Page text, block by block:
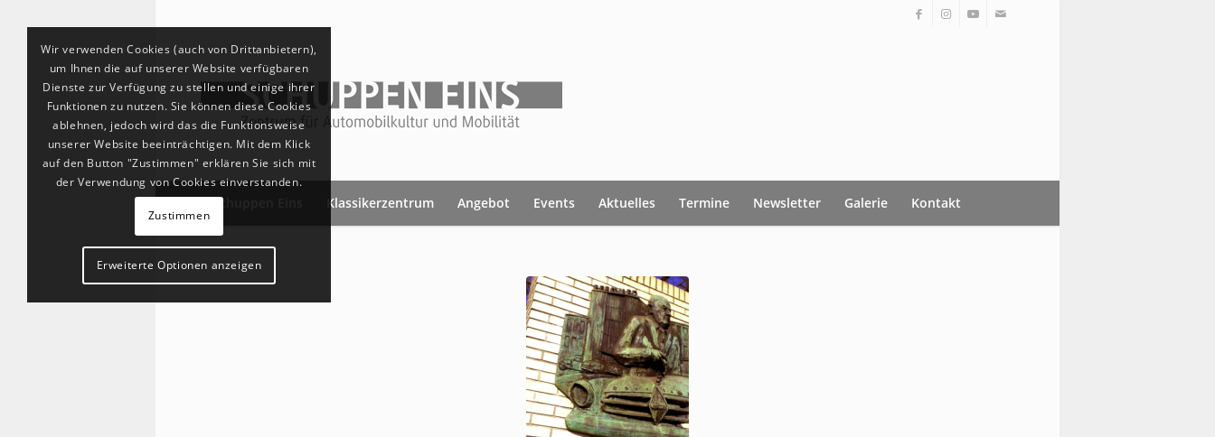
Schuppen Eins Klassikerzentrum Angebot Events Aktuelles Termine Newsletter Galerie Kontakt
Wir verwenden Cookies (auch von Drittanbietern),
um Ihnen die auf unserer Website verfügbaren
Dienste zur Verfügung zu stellen und einige ihrer
Funktionen zu nutzen. Sie können diese Cookies
ablehnen, jedoch wird das die Funktionsweise
unserer Website beeinträchtigen. Mit dem Klick
auf den Button "Zustimmen" erklären Sie sich mit
der Verwendung von Cookies einverstanden.
Zustimmen
Erweiterte Optionen anzeigen